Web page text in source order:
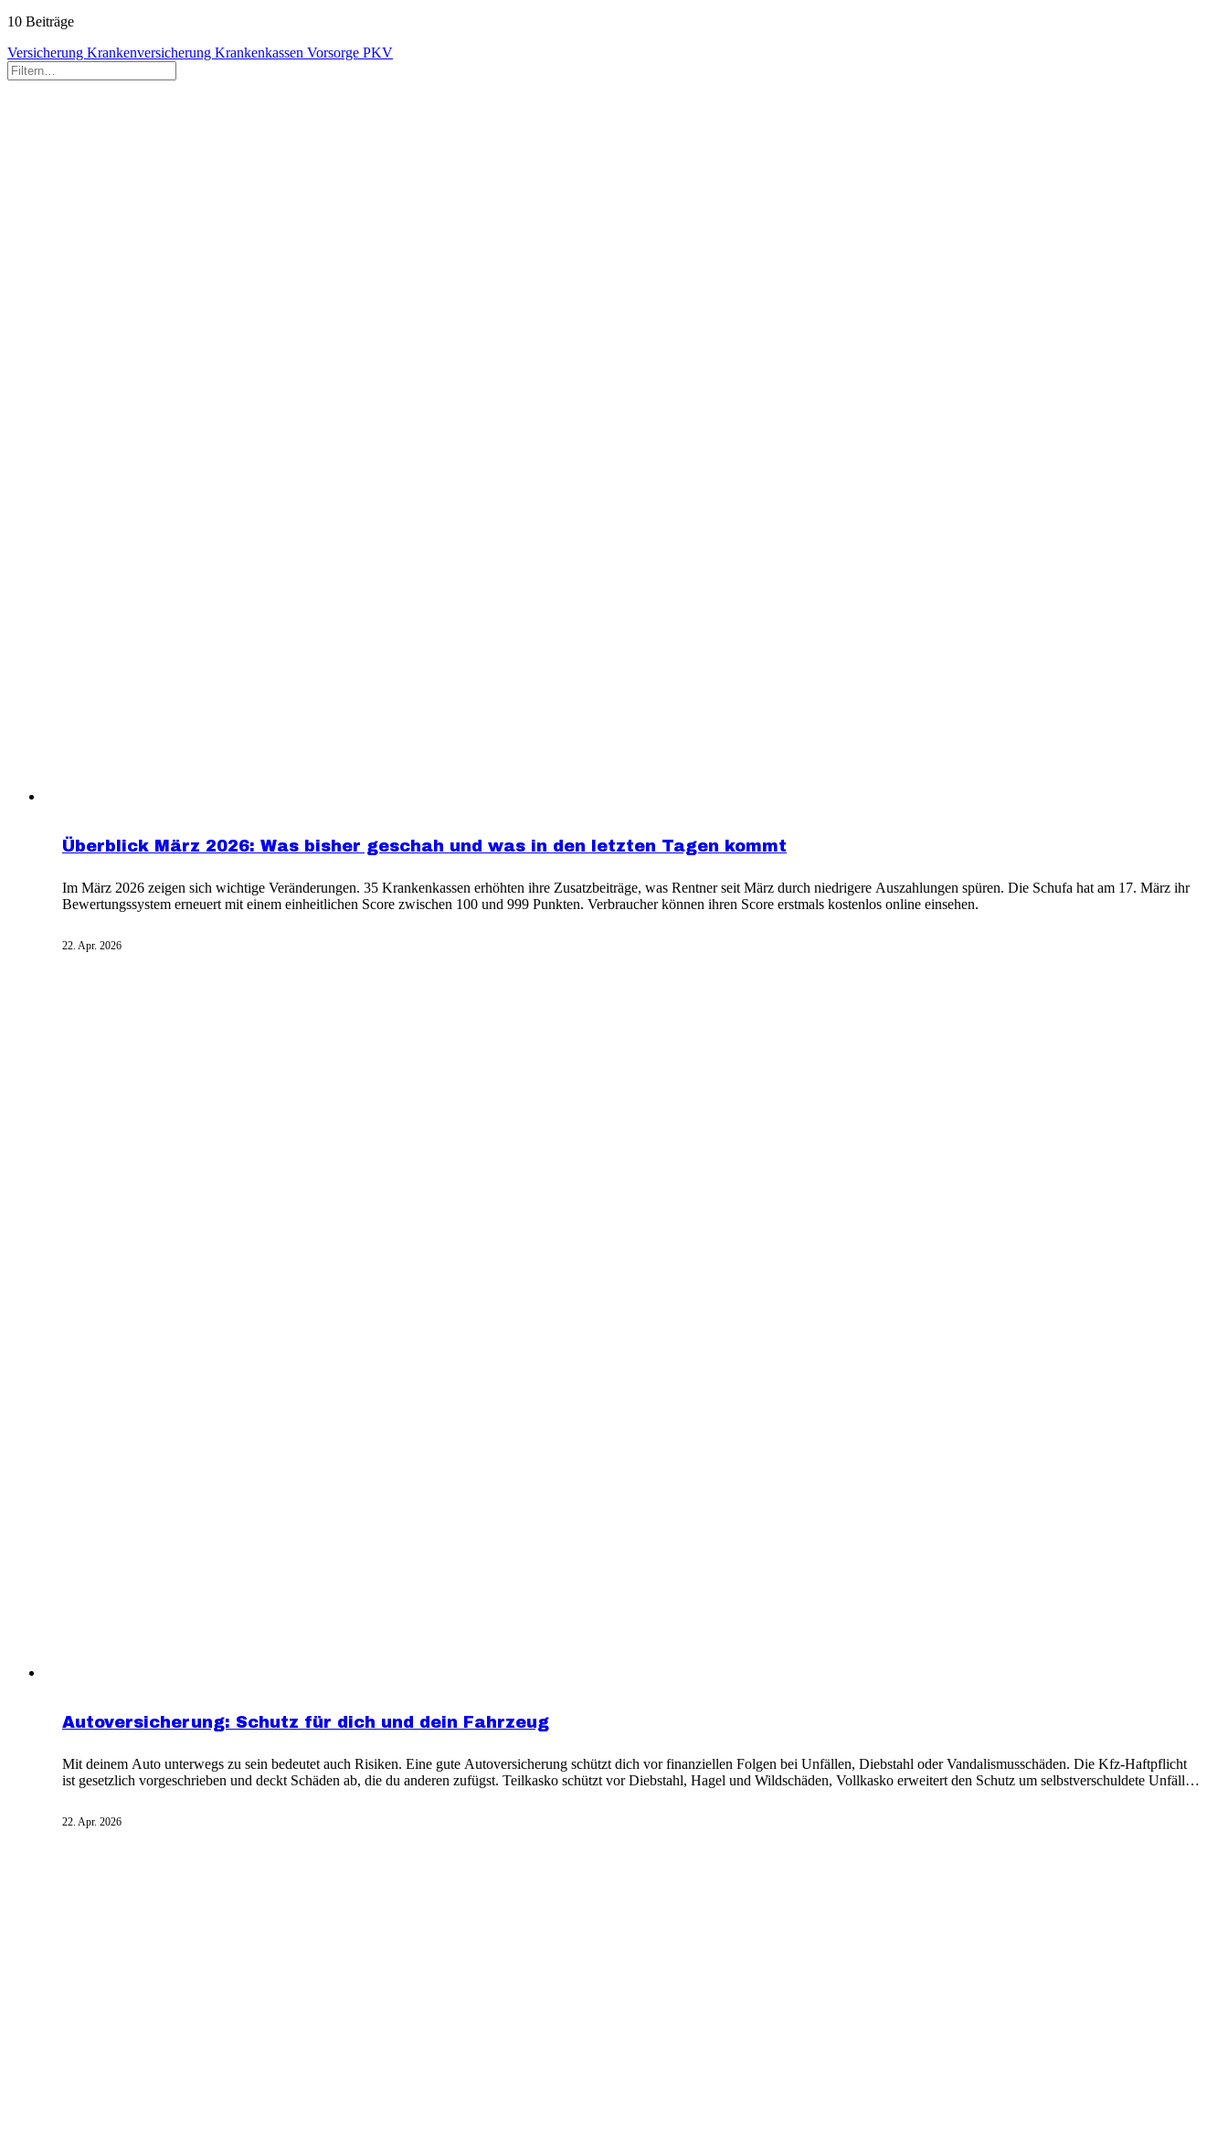
10 Beiträge
Versicherung Krankenversicherung Krankenkassen Vorsorge PKV
Überblick März 2026: Was bisher geschah und was in den letzten Tagen kommt
Im März 2026 zeigen sich wichtige Veränderungen. 35 Krankenkassen erhöhten ihre Zusatzbeiträge, was Rentner seit März durch niedrigere Auszahlungen spüren. Die Schufa hat am 17. März ihr
Bewertungssystem erneuert mit einem einheitlichen Score zwischen 100 und 999 Punkten. Verbraucher können ihren Score erstmals kostenlos online einsehen.
22. Apr. 2026
Autoversicherung: Schutz für dich und dein Fahrzeug
Mit deinem Auto unterwegs zu sein bedeutet auch Risiken. Eine gute Autoversicherung schützt dich vor finanziellen Folgen bei Unfällen, Diebstahl oder Vandalismusschäden. Die Kfz-Haftpflicht
ist gesetzlich vorgeschrieben und deckt Schäden ab, die du anderen zufügst. Teilkasko schützt vor Diebstahl, Hagel und Wildschäden, Vollkasko erweitert den Schutz um selbstverschuldete Unfälle
22. Apr. 2026